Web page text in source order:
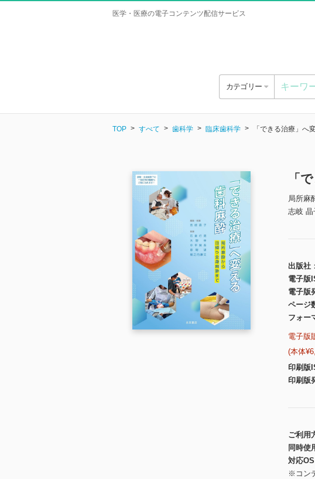
医学・医療の電子コンテンツ配信サービス
カテゴリー
TOP すべて 歯科学 臨床歯科学 「できる治療」へ
「
局所麻
志岐 晶
出版社
電子版
電子版
ページ
フォー
電子版
(本体
印刷版
印刷版
ご利用
同時使
対応OS
※コン